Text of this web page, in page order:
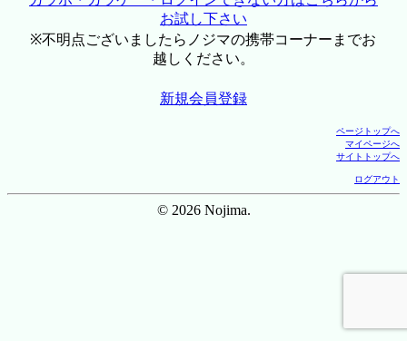
お試し下さい
※不明点ございましたらノジマの携帯コーナーまでお
越しください。
新規会員登録
ページトップへ
マイページへ
サイトトップへ
ログアウト
© 2026 Nojima.